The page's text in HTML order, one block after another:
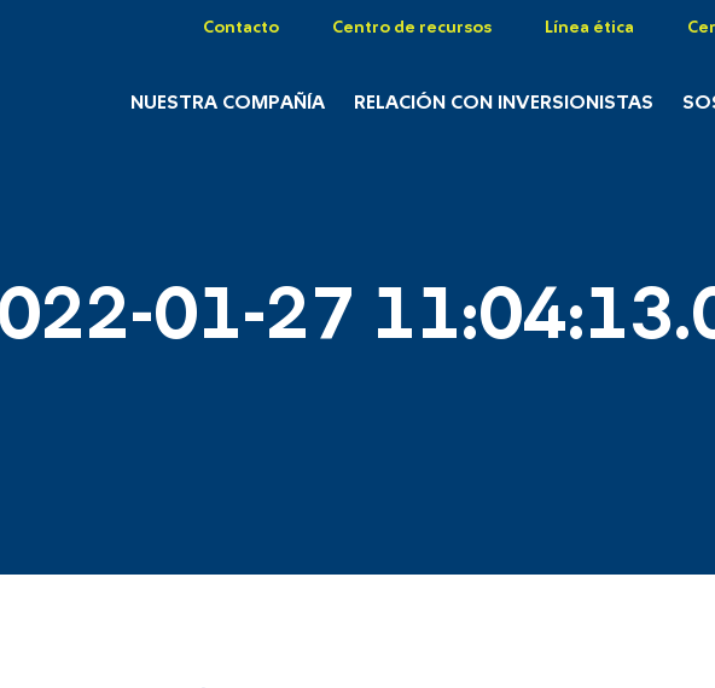
Contacto Centro de recursos Línea ética
NUESTRA COMPAÑÍA RELACIÓN CON INVERSIONISTAS
01-27